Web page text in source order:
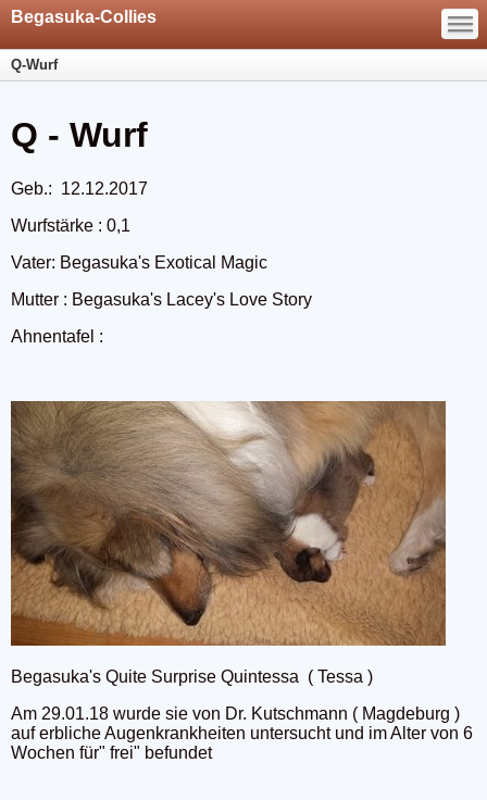
Begasuka-Collies —
—
—
Q-Wurf
Q - Wurf
Geb.: 12.12.2017
Wurfstärke : 0,1
Vater: Begasuka's Exotical Magic
Mutter : Begasuka's Lacey's Love Story
Ahnentafel :
​Begasuka's Quite Surprise Quintessa ( Tessa )
Am 29.01.18 wurde sie von Dr. Kutschmann ( Magdeburg )
auf erbliche Augenkrankheiten untersucht und im Alter von 6
Wochen für" frei" befundet